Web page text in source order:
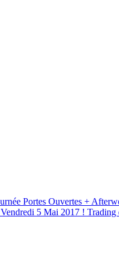
Portes Ouvertes +
5 Mai 2017 !